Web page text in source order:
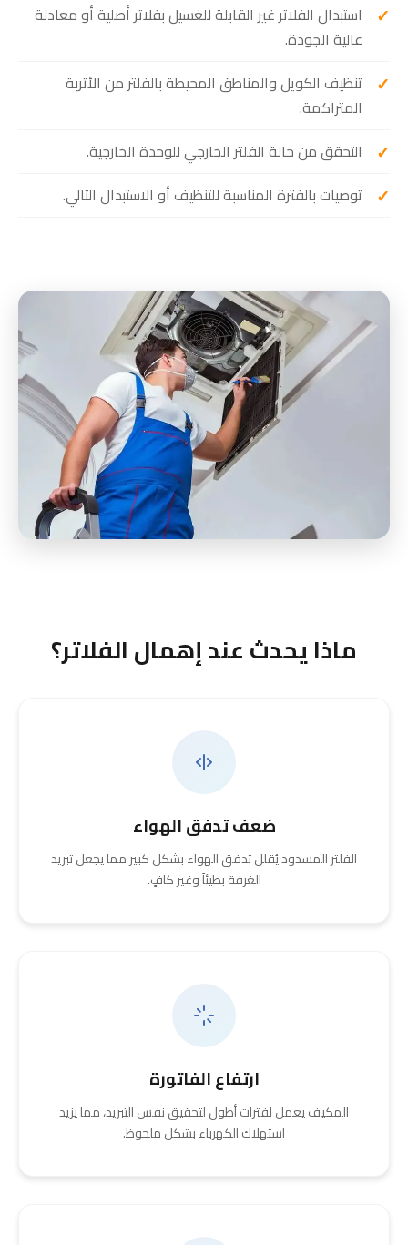
استبدال الفلاتر غير القابلة للغسيل بفلاتر أصلية أو معادلة
عالية الجودة.
تنظيف الكويل والمناطق المحيطة بالفلتر من الأتربة
المتراكمة.
التحقق من حالة الفلتر الخارجي للوحدة الخارجية.
توصيات بالفترة المناسبة للتنظيف أو الاستبدال التالي.
ماذا يحدث عند إهمال الفلاتر؟
ضعف تدفق الهواء
الفلتر المسدود يُقلل تدفق الهواء بشكل كبير مما يجعل تبريد
الغرفة بطيئاً وغير كافٍ.
ارتفاع الفاتورة
المكيف يعمل لفترات أطول لتحقيق نفس التبريد، مما يزيد
استهلاك الكهرباء بشكل ملحوظ.